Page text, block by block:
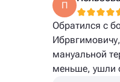
П
Обратился с
мануальной
меньше, ушли